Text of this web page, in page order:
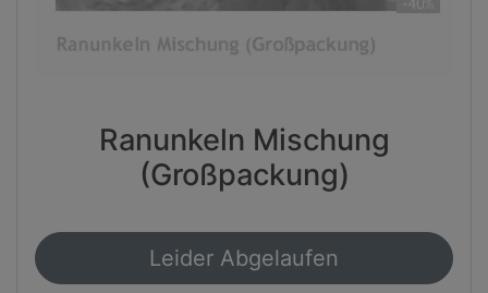
Ranunkeln Mischung
(Großpackung)
Leider Abgelaufen